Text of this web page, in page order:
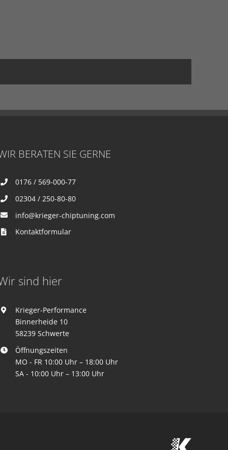
BERATEN SIE GERNE
0176 / 569-000-77
02304 / 250-80-80
info@krieger-chiptuning.com
Kontaktformular
sind hier
Krieger-Performance
Binnerheide 10
58239 Schwerte
Öffnungszeiten
MO - FR 10:00 Uhr – 18:00 Uhr
SA - 10:00 Uhr – 13:00 Uhr